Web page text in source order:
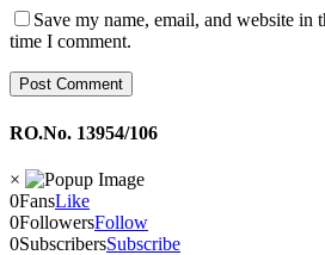
Save my name, email, and website in
time I comment.
RO.No. 13954/106
×
0FansLike
0FollowersFollow
0SubscribersSubscribe